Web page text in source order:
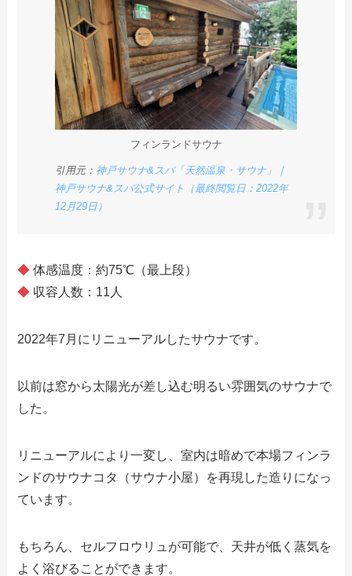
フィンランドサウナ
引用元： 神戸サウナ&スパ「天然温泉・サウナ」｜
神戸サウナ&スパ公式サイト（最終閲覧日：2022年
12月29日）
◆ 体感温度：約75℃（最上段）
◆ 収容人数：11人
2022年7月にリニューアルしたサウナです。
以前は窓から太陽光が差し込む明るい雰囲気のサウナで
した。
リニューアルにより一変し、室内は暗めで本場フィンラ
ンドのサウナコタ（サウナ小屋）を再現した造りになっ
ています。
もちろん、セルフロウリュが可能で、天井が低く蒸気を
よく浴びることができます。